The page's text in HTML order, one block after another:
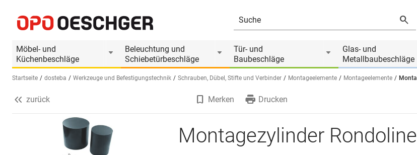
Möbel- und
Küchenbeschläge
Beleuchtung und
Schiebetürbeschläge
Tür- und
Baubeschläge
Glas- und
Metallbaubeschläge
Sprache wählen (DE)
Startseite dosteba Werkzeuge und Befestigungstechnik Schrauben, Dübel, Stifte und Verbinder Montageelemente Montageelemente
Produktinformationen
zurück Merken Drucken
Montagezylinder